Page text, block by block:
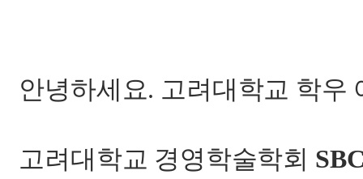
안녕하세요. 고려대학교 학우
고려대학교 경영학술학회